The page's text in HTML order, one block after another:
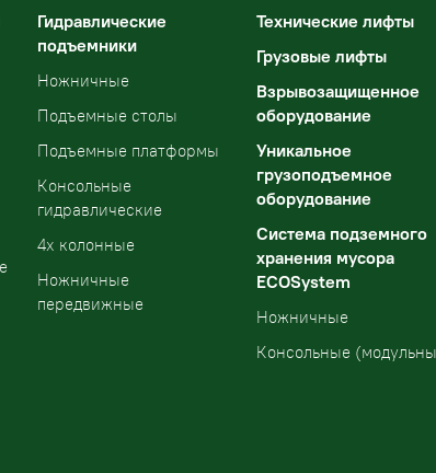
Гидравлические
подъемники
Ножничные
Подъемные столы
Подъемные платформы
Консольные
гидравлические
4х колонные
Ножничные
передвижные
Технические лифты
Грузовые лифты
Взрывозащищенное
оборудование
Уникальное
грузоподъемное
оборудование
Система подземного
хранения мусора
ECOSystem
Ножничные
Консольные